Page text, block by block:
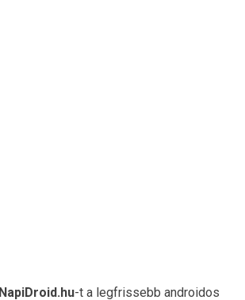
NapiDroid.hu-t a legfrissebb androidos